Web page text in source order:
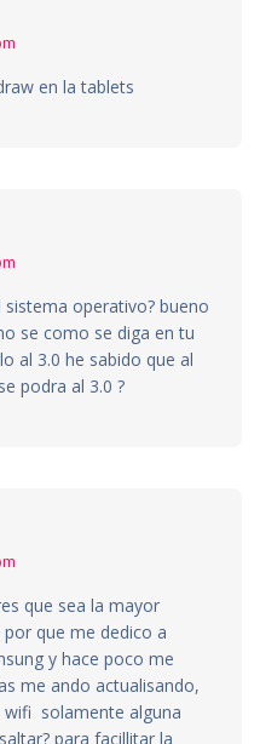
en la tablets
sistema operativo? bueno
se como se diga en tu
al 3.0 he sabido que al
podra al 3.0 ?
que sea la mayor
que me dedico a
y hace poco me
me ando actualisando,
solamente alguna
para facillitar la